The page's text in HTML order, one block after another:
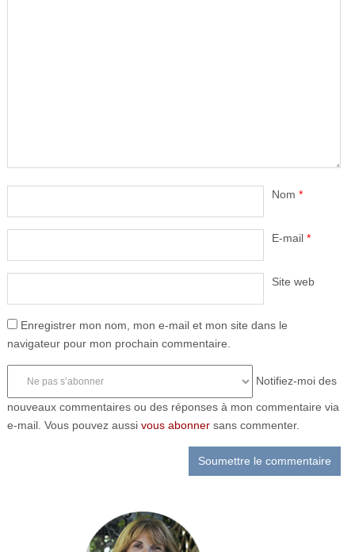
Nom *
E-mail *
Site web
Enregistrer mon nom, mon e-mail et mon site dans le
navigateur pour mon prochain commentaire.
Notifiez-moi des
nouveaux commentaires ou des réponses à mon commentaire via
e-mail. Vous pouvez aussi vous abonnersans commenter.